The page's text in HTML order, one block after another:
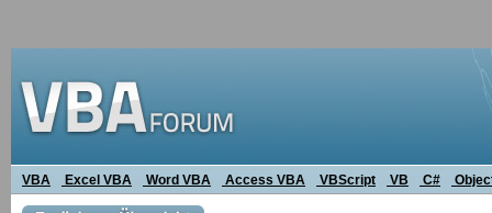
VBA Excel VBA Word VBA Access VBA VBScript VB C#